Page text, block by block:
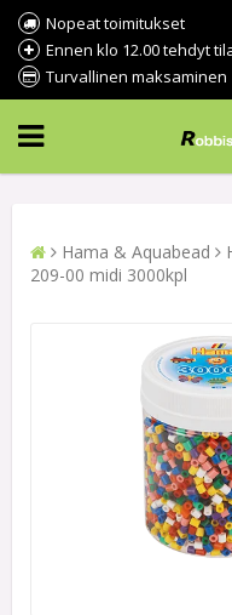
Nopeat toimitukset
Ennen klo 12.00 tehdyt
Turvallinen maksaminen
Hama & Aquabead
209-00 midi 3000kpl